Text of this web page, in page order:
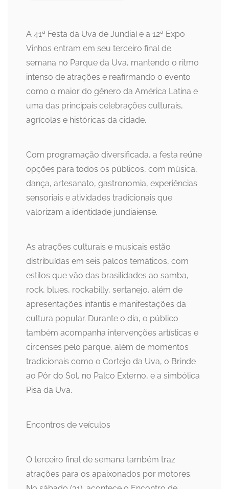
A 41ª Festa da Uva de Jundiaí e a 12ª Expo
Vinhos entram em seu terceiro final de
semana no Parque da Uva, mantendo o ritmo
intenso de atrações e reafirmando o evento
como o maior do gênero da América Latina e
uma das principais celebrações culturais,
agrícolas e históricas da cidade.
Com programação diversificada, a festa reúne
opções para todos os públicos, com música,
dança, artesanato, gastronomia, experiências
sensoriais e atividades tradicionais que
valorizam a identidade jundiaiense.
As atrações culturais e musicais estão
distribuídas em seis palcos temáticos, com
estilos que vão das brasilidades ao samba,
rock, blues, rockabilly, sertanejo, além de
apresentações infantis e manifestações da
cultura popular. Durante o dia, o público
também acompanha intervenções artísticas e
circenses pelo parque, além de momentos
tradicionais como o Cortejo da Uva, o Brinde
ao Pôr do Sol, no Palco Externo, e a simbólica
Pisa da Uva.
Encontros de veículos
O terceiro final de semana também traz
atrações para os apaixonados por motores.